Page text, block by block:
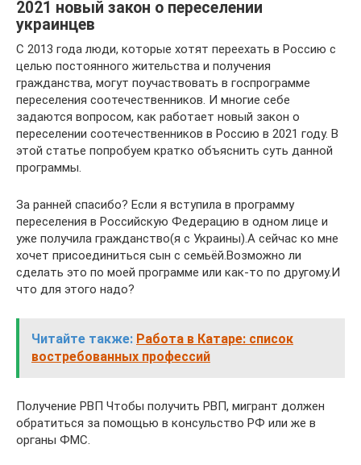
2021 новый закон о переселении
украинцев
С 2013 года люди, которые хотят переехать в Россию с
целью постоянного жительства и получения
гражданства, могут поучаствовать в госпрограмме
переселения соотечественников. И многие себе
задаются вопросом, как работает новый закон о
переселении соотечественников в Россию в 2021 году. В
этой статье попробуем кратко объяснить суть данной
программы.
За ранней спасибо? Если я вступила в программу
переселения в Российскую Федерацию в одном лице и
уже получила гражданство(я с Украины).А сейчас ко мне
хочет присоединиться сын с семьёй.Возможно ли
сделать это по моей программе или как-то по другому.И
что для этого надо?
Читайте также: Работа в Катаре: список
востребованных профессий
Получение РВП Чтобы получить РВП, мигрант должен
обратиться за помощью в консульство РФ или же в
органы ФМС.